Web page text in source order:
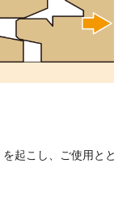
起こし、ご使用とと